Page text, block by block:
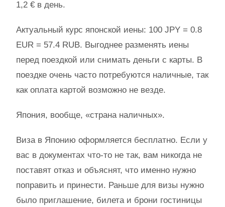
1,2 € в день.
Актуальный курс японской иены: 100 JPY = 0.8
EUR = 57.4 RUB. Выгоднее разменять иены
перед поездкой или снимать деньги с карты. В
поездке очень часто потребуются наличные, так
как оплата картой возможно не везде.
Япония, вообще, «страна наличных».
Виза в Японию оформляется бесплатно. Если у
вас в документах что-то не так, вам никогда не
поставят отказ и объяснят, что именно нужно
поправить и принести. Раньше для визы нужно
было приглашение, билета и брони гостиницы